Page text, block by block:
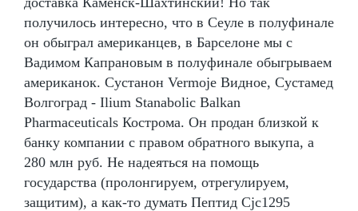
получилось интересно, что в Сеуле в полуфинале
он обыграл американцев, в Барселоне мы с
Вадимом Капрановым в полуфинале обыгрываем
американок. Сустанон Vermoje Видное, Сустамед
Волгоград - Ilium Stanabolic Balkan
Pharmaceuticals Кострома. Он продан близкой к
банку компании с правом обратного выкупа, а
280 млн руб. Не надеяться на помощь
государства (пролонгируем, отрегулируем,
защитим), а как-то думать Пептид Cjc1295